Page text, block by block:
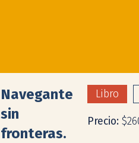
Navegante
sin
fronteras.
Libro
Precio: